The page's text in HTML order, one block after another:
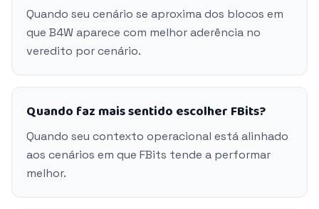
Quando seu cenário se aproxima dos blocos em
que B4W aparece com melhor aderência no
veredito por cenário.
Quando faz mais sentido escolher FBits?
Quando seu contexto operacional está alinhado
aos cenários em que FBits tende a performar
melhor.